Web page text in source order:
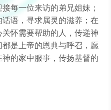
每一位来访的弟兄姐妹；
话语，寻求属灵的滋养；在
怀需要帮助的人，传递神
是上帝的恩典与呼召，愿
神的家中服事，传扬基督的